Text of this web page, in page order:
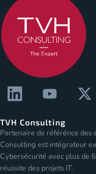
TVH Consulting
Partenaire de référénce des
Consulting est intégrateur
Cybersécurité avec plus de
réussite des projets IT.